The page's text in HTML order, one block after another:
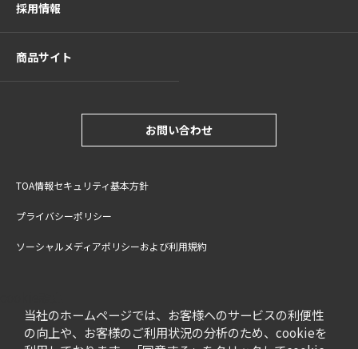
当社のホームページでは、お客様へのサービスの利便性
の向上や、お客様のご利用状況の分析のため、cookieを
採用情報
商品サイト
お問い合わせ
TOA情報セキュリティ基本方針
プライバシーポリシー
ソーシャルメディアポリシーおよび利用規約
特定商取引法に基づく表記